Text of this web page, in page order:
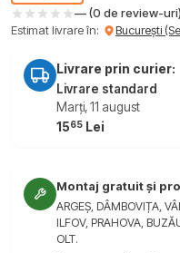
— (0 de review-uri)
Estimat livrare în:
București
Livrare prin curier:
Livrare standard
Marți, 11 august
1565 Lei
Montaj gratuit și
ARGEȘ, DÂMBOVIȚA,
ILFOV, PRAHOVA,
OLT.